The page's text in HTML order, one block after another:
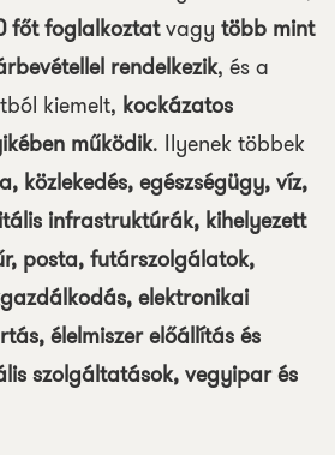
főt foglalkoztatvagy több mint
rendelkezik, és a
kiemelt, kockázatos
működik. Ilyenek többek
közlekedés, egészségügy, víz,
infrastruktúrák, kihelyezett
posta, futárszolgálatok,
elektronikai
élelmiszer előállítás és
szolgáltatások, vegyipar és